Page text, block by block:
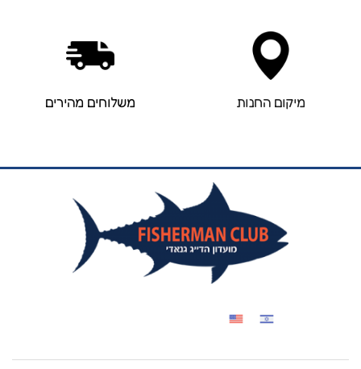
מיקום החנות משלוחים מהירים